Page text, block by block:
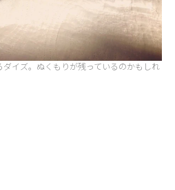
イズ。ぬくもりが残っているのかもしれ